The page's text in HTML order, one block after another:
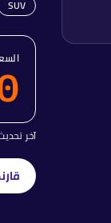
SUV
آخر